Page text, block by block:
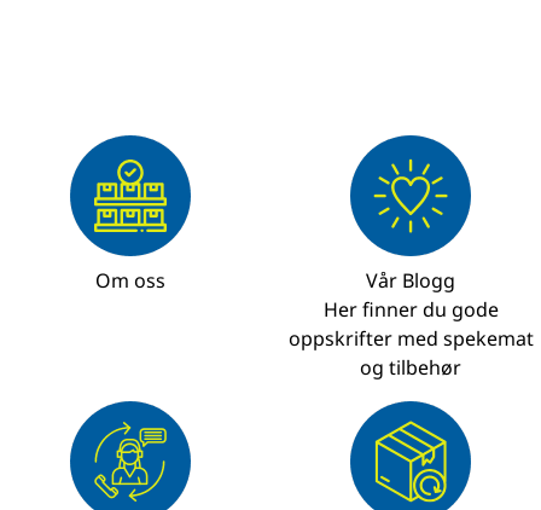
Om oss
Vår Blogg
Her finner du gode
oppskrifter med spekemat
og tilbehør